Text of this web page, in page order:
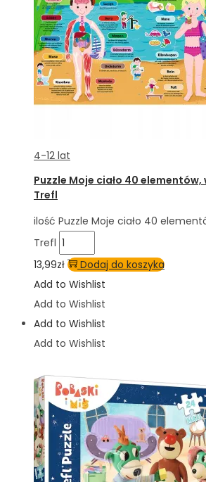
4-12 lat
Puzzle Moje ciało 40
Trefl
ilość Puzzle Moje ciało 40
Trefl
13,99zł
Dodaj do koszyka
Add to Wishlist
Add to Wishlist
Add to Wishlist
Add to Wishlist